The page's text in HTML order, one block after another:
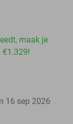
maak je
€1.329!
16 sep 2026